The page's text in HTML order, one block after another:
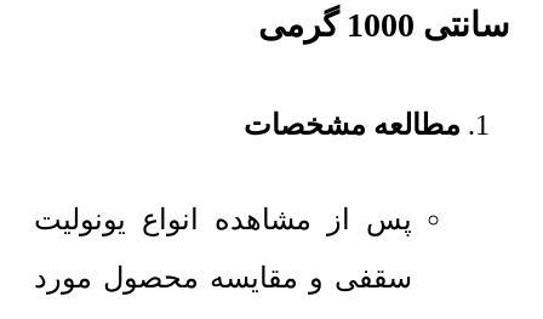
سانتی 1000 گرمی
مطالعه مشخصات
پس از مشاهده انواع یونولیت
سقفی و مقایسه محصول مورد